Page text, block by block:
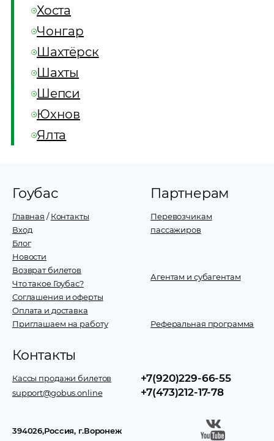
Хоста
Чонгар
Шахтёрск
Шахты
Шепси
Юхнов
Ялта
Гоубас
Главная /Контакты
Вход
Блог
Новости
Возврат билетов
Что такое Гоубас?
Соглашения и оферты
Оплата и доставка
Приглашаем на работу
Партнерам
Перевозчикам
пассажиров
Агентам и субагентам
Реферальная программа
Контакты
Кассы продажи билетов
support@gobus.online
+7(920)229-66-55
+7(473)212-17-78
394026,Россия, г.Воронеж